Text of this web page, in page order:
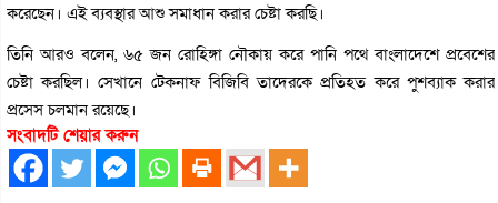
করেছেন। এই ব্যবস্থার আশু সমাধান করার চেষ্টা করছি।
তিনি আরও বলেন, ৬৫ জন রোহিঙ্গা নৌকায় করে পানি পথে বাংলাদেশে প্রবেশের
চেষ্টা করছিল। সেখানে টেকনাফ বিজিবি তাদেরকে প্রতিহত করে পুশব্যাক করার
প্রসেস চলমান রয়েছে।
সংবাদটি শেয়ার করুন